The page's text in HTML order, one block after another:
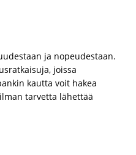
ja nopeudestaan.
joissa
kautta voit hakea
tarvetta lähettää